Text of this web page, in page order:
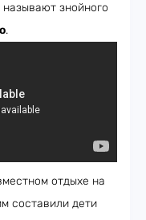
знойного
.
отдыхе на
составили дети